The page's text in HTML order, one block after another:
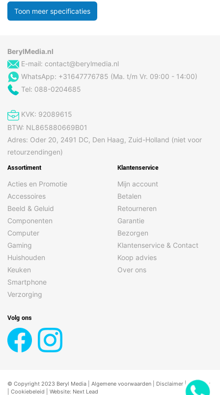
Toon meer specificaties
BerylMedia.nl
E-mail: contact@berylmedia.nl
WhatsApp: +31647776785 (Ma. t/m Vr. 09:00 - 14:00)
Tel: 088-0204685
KVK: 92089615
BTW: NL865880669B01
Adres: Oder 20, 2491 DC, Den Haag, Zuid-Holland (niet voor
retourzendingen)
Assortiment
Acties en Promotie
Accessoires
Beeld & Geluid
Componenten
Computer
Gaming
Huishouden
Keuken
Smartphone
Verzorging
Klantenservice
Mijn account
Betalen
Retourneren
Garantie
Bezorgen
Klantenservice & Contact
Koop advies
Over ons
Volg ons
© Copyright 2023 Beryl Media | Algemene voorwaarden Disclaimer | |Privacy
Cookiebeleid | Website: Next Lead